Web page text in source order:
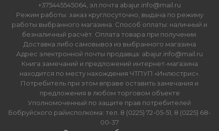
+375445545064, эл.почта abajur.info@mail.ru
Режим работы: заказ круглосуточно, выдача по режиму
работы выбранного магазина. Способ оплаты: наличный и
безналичный расчёт. Оплата товара при получении.
Доставка либо самовывоз из выбранного магазина
Адрес электронной почты продавца: abajur.info@mail.ru
Книга замечаний и предложений интернет-магазина
находится по месту нахождения ЧТПУП «Инлюстрис».
Потребитель при этом вправе оставить замечания и
предложения в любом торговом объекте
Уполномоченный по защите прав потребителей
Бобруйского райисполкома: тел. 8 (0225) 72-05-51, 8 (0225) 68-
00-37